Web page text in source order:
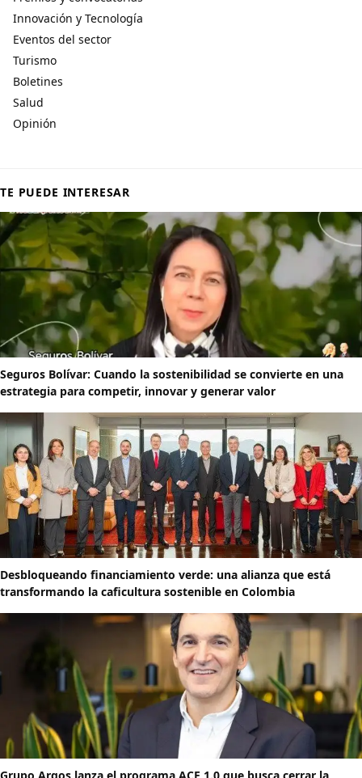
Innovación y Tecnología
Eventos del sector
Turismo
Boletines
Salud
Opinión
TE PUEDE INTERESAR
Seguros Bolívar: Cuando la sostenibilidad se convierte en una
estrategia para competir, innovar y generar valor
Desbloqueando financiamiento verde: una alianza que está
transformando la caficultura sostenible en Colombia